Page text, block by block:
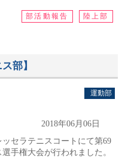
部活動報告 陸上部
部】
運動部
2018年06月06日
セラテニスコートにて第69
手権大会が行われました。